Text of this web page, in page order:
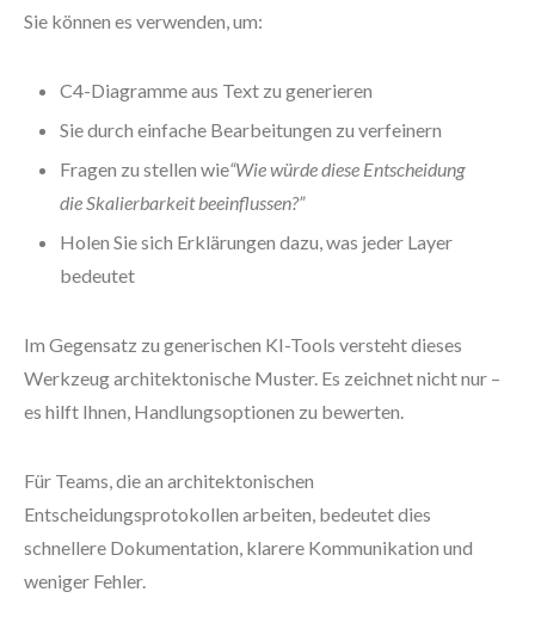
Sie können es verwenden, um:
C4-Diagramme aus Text zu generieren
Sie durch einfache Bearbeitungen zu verfeinern
Fragen zu stellen wie“Wie würde diese Entscheidung
die Skalierbarkeit beeinflussen?”
Holen Sie sich Erklärungen dazu, was jeder Layer
bedeutet
Im Gegensatz zu generischen KI-Tools versteht dieses
Werkzeug architektonische Muster. Es zeichnet nicht nur –
es hilft Ihnen, Handlungsoptionen zu bewerten.
Für Teams, die an architektonischen
Entscheidungsprotokollen arbeiten, bedeutet dies
schnellere Dokumentation, klarere Kommunikation und
weniger Fehler.